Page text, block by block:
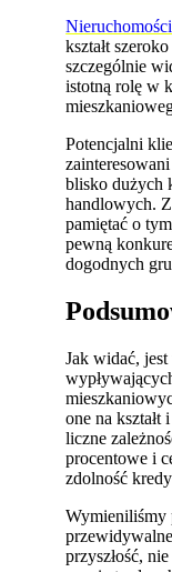
kształt
szczególnie
istotną rolę w
Potencjalni
blisko dużych
handlowych.
pamiętać o
pewną
dogodnych
Jak widać,
one na kształt
liczne
procentowe i
zdolność
Wymieniliśmy
przyszłość,